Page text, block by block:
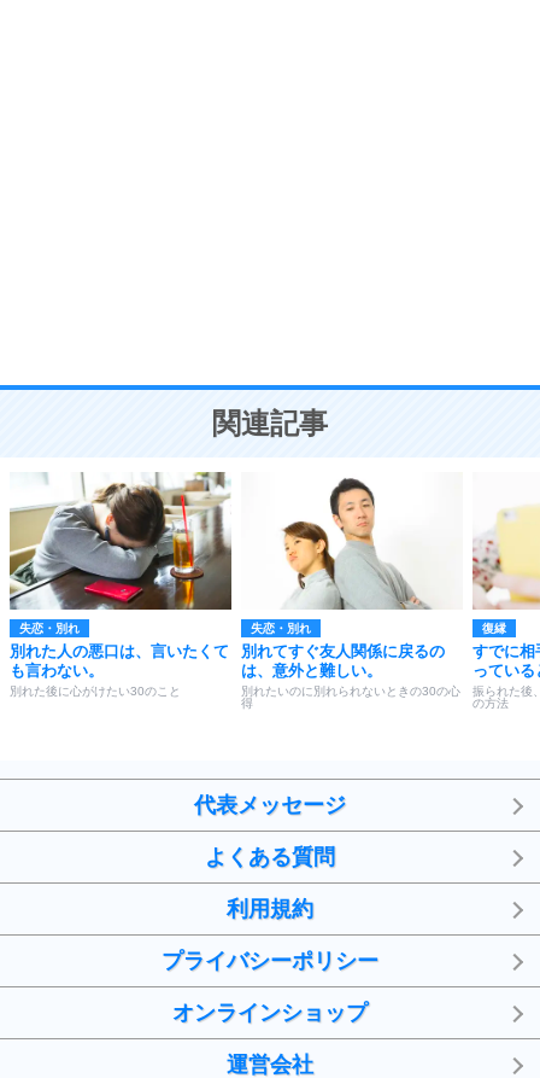
ことが大切。
関連記事
失恋・別れ
別れた人の悪口は、言いたくて
も言わない。
別れた後に心がけたい30のこと
失恋・別れ
別れてすぐ友人関係に戻るの
は、意外と難しい。
別れたいのに別れられないときの30の心
得
復縁
すでに相
っている
振られた後
の方法
代表メッセージ
よくある質問
利用規約
プライバシーポリシー
オンラインショップ
運営会社